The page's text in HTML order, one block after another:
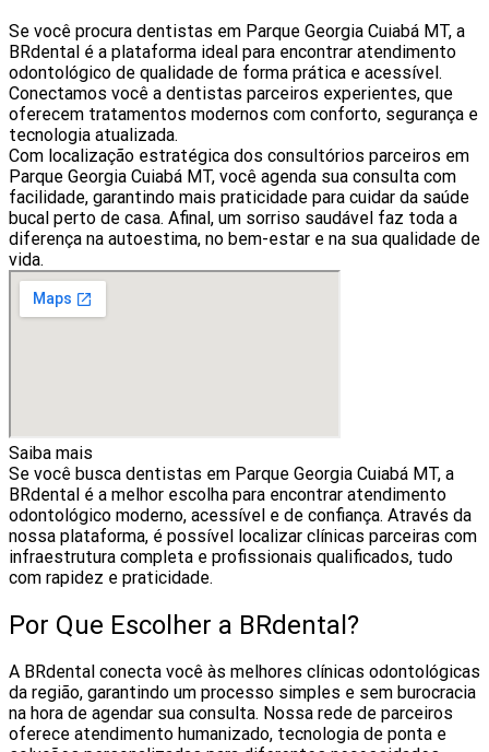
Se você procura dentistas em Parque Georgia Cuiabá MT, a
BRdental é a plataforma ideal para encontrar atendimento
odontológico de qualidade de forma prática e acessível.
Conectamos você a dentistas parceiros experientes, que
oferecem tratamentos modernos com conforto, segurança e
tecnologia atualizada.
Com localização estratégica dos consultórios parceiros em
Parque Georgia Cuiabá MT, você agenda sua consulta com
facilidade, garantindo mais praticidade para cuidar da saúde
bucal perto de casa. Afinal, um sorriso saudável faz toda a
diferença na autoestima, no bem-estar e na sua qualidade de
vida.
Saiba mais
Se você busca dentistas em Parque Georgia Cuiabá MT, a
BRdental é a melhor escolha para encontrar atendimento
odontológico moderno, acessível e de confiança. Através da
nossa plataforma, é possível localizar clínicas parceiras com
infraestrutura completa e profissionais qualificados, tudo
com rapidez e praticidade.
Por Que Escolher a BRdental?
A BRdental conecta você às melhores clínicas odontológicas
da região, garantindo um processo simples e sem burocracia
na hora de agendar sua consulta. Nossa rede de parceiros
oferece atendimento humanizado, tecnologia de ponta e